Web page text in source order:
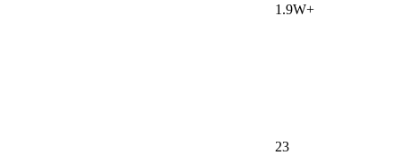
1.9W+
23